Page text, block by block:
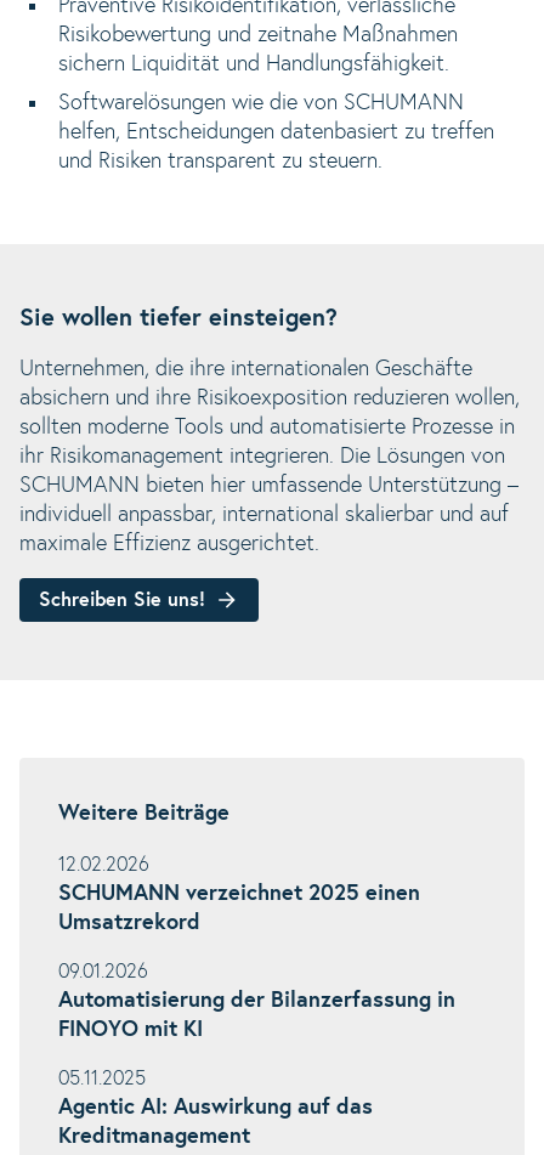
Präventive Risikoidentifikation, verlässliche
Risikobewertung und zeitnahe Maßnahmen
sichern Liquidität und Handlungsfähigkeit.
Softwarelösungen wie die von SCHUMANN
helfen, Entscheidungen datenbasiert zu treffen
und Risiken transparent zu steuern.
Sie wollen tiefer einsteigen?
Unternehmen, die ihre internationalen Geschäfte
absichern und ihre Risikoexposition reduzieren wollen,
sollten moderne Tools und automatisierte Prozesse in
ihr Risikomanagement integrieren. Die Lösungen von
SCHUMANN bieten hier umfassende Unterstützung –
individuell anpassbar, international skalierbar und auf
maximale Effizienz ausgerichtet.
Schreiben Sie uns!
Weitere Beiträge
12.02.2026
SCHUMANN verzeichnet 2025 einen
Umsatzrekord
09.01.2026
Automatisierung der Bilanzerfassung in
FINOYO mit KI
05.11.2025
Agentic AI: Auswirkung auf das
Kreditmanagement